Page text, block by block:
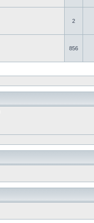
2
856